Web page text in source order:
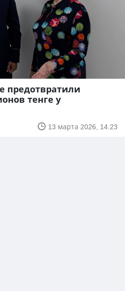
предотвратили
тенге у
13 марта 2026, 14:23